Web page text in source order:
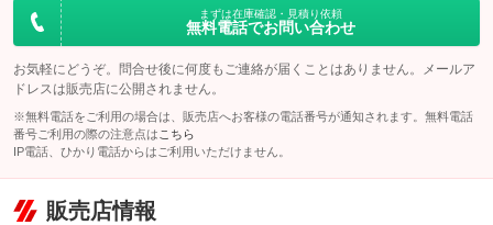
まずは在庫確認・見積り依頼
無料電話でお問い合わせ
お気軽にどうぞ。問合せ後に何度もご連絡が届くことはありません。メールア
ドレスは販売店に公開されません。
※無料電話をご利用の場合は、販売店へお客様の電話番号が通知されます。無料電話
番号ご利用の際の注意点は こちら
IP電話、ひかり電話からはご利用いただけません。
販売店情報